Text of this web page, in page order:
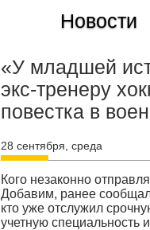
Новости
«У младшей
экс-тренеру
повестка в
28 сентября, среда
Кого незаконно
Добавим, ранее
кто уже отслужил
учетную специальность